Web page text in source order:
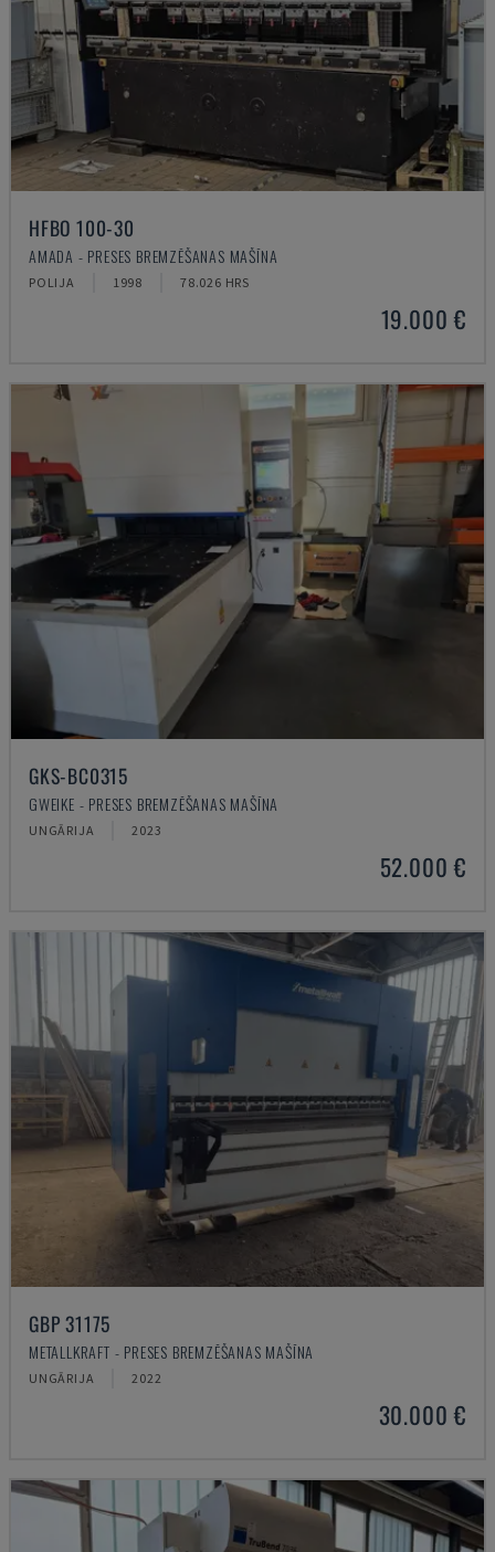
HFBO 100-30
AMADA - PRESES BREMZĒŠANAS MAŠĪNA
POLIJA 1998 78.026 HRS
19.000 €
GKS-BC0315
GWEIKE - PRESES BREMZĒŠANAS MAŠĪNA
UNGĀRIJA 2023
52.000 €
GBP 31175
METALLKRAFT - PRESES BREMZĒŠANAS MAŠĪNA
UNGĀRIJA 2022
30.000 €